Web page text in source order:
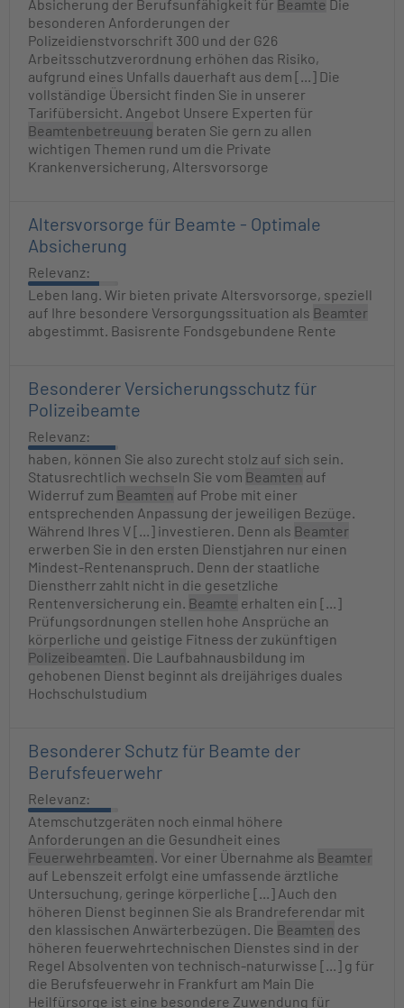
Absicherung der Berufsunfähigkeit für Beamte Die
besonderen Anforderungen der
Polizeidienstvorschrift 300 und der G26
Arbeitsschutzverordnung erhöhen das Risiko,
aufgrund eines Unfalls dauerhaft aus dem [...] Die
vollständige Übersicht finden Sie in unserer
Tarifübersicht. Angebot Unsere Experten für
Beamtenbetreuung beraten Sie gern zu allen
wichtigen Themen rund um die Private
Krankenversicherung, Altersvorsorge
Altersvorsorge für Beamte - Optimale
Absicherung
Relevanz:
Leben lang. Wir bieten private Altersvorsorge, speziell
auf Ihre besondere Versorgungssituation als Beamter
abgestimmt. Basisrente Fondsgebundene Rente
Besonderer Versicherungsschutz für
Polizeibeamte
Relevanz:
haben, können Sie also zurecht stolz auf sich sein.
Statusrechtlich wechseln Sie vom Beamten auf
Widerruf zum Beamten auf Probe mit einer
entsprechenden Anpassung der jeweiligen Bezüge.
Während Ihres V [...] investieren. Denn als Beamter
erwerben Sie in den ersten Dienstjahren nur einen
Mindest-Rentenanspruch. Denn der staatliche
Dienstherr zahlt nicht in die gesetzliche
Rentenversicherung ein. Beamte erhalten ein [...]
Prüfungsordnungen stellen hohe Ansprüche an
körperliche und geistige Fitness der zukünftigen
Polizeibeamten. Die Laufbahnausbildung im
gehobenen Dienst beginnt als dreijähriges duales
Hochschulstudium
Besonderer Schutz für Beamte der
Berufsfeuerwehr
Relevanz:
Atemschutzgeräten noch einmal höhere
Anforderungen an die Gesundheit eines
Feuerwehrbeamten. Vor einer Übernahme als Beamter
auf Lebenszeit erfolgt eine umfassende ärztliche
Untersuchung, geringe körperliche [...] Auch den
höheren Dienst beginnen Sie als Brandreferendar mit
den klassischen Anwärterbezügen. Die Beamten des
höheren feuerwehrtechnischen Dienstes sind in der
Regel Absolventen von technisch-naturwisse [...] g für
die Berufsfeuerwehr in Frankfurt am Main Die
Heilfürsorge ist eine besondere Zuwendung für